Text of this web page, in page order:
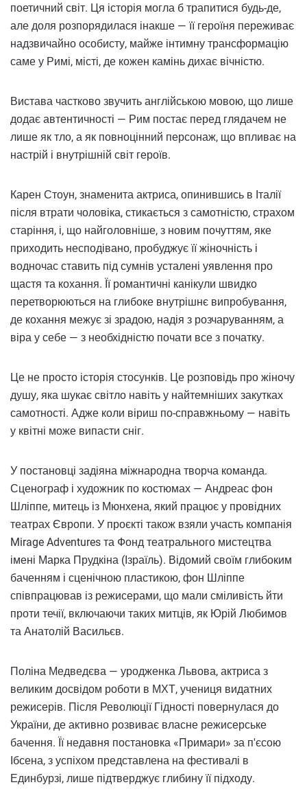
поетичний світ. Ця історія могла б трапитися будь-де,
але доля розпорядилася інакше — її героїня переживає
надзвичайно особисту, майже інтимну трансформацію
саме у Римі, місті, де кожен камінь дихає вічністю.
Вистава частково звучить англійською мовою, що лише
додає автентичності — Рим постає перед глядачем не
лише як тло, а як повноцінний персонаж, що впливає на
настрій і внутрішній світ героїв.
Карен Стоун, знаменита актриса, опинившись в Італії
після втрати чоловіка, стикається з самотністю, страхом
старіння, і, що найголовніше, з новим почуттям, яке
приходить несподівано, пробуджує її жіночність і
водночас ставить під сумнів усталені уявлення про
щастя та кохання. Її романтичні канікули швидко
перетворюються на глибоке внутрішнє випробування,
де кохання межує зі зрадою, надія з розчаруванням, а
віра у себе — з необхідністю почати все з початку.
Це не просто історія стосунків. Це розповідь про жіночу
душу, яка шукає світло навіть у найтемніших закутках
самотності. Адже коли віриш по-справжньому — навіть
у квітні може випасти сніг.
У постановці задіяна міжнародна творча команда.
Сценограф і художник по костюмах — Андреас фон
Шліппе, митець із Мюнхена, який працює у провідних
театрах Європи. У проєкті також взяли участь компанія
Mirage Adventures та Фонд театрального мистецтва
імені Марка Прудкіна (Ізраїль). Відомий своїм глибоким
баченням і сценічною пластикою, фон Шліппе
співпрацював із режисерами, що мали сміливість йти
проти течії, включаючи таких митців, як Юрій Любимов
та Анатолій Васильєв.
Поліна Медведєва — уродженка Львова, актриса з
великим досвідом роботи в МХТ, учениця видатних
режисерів. Після Революції Гідності повернулася до
України, де активно розвиває власне режисерське
бачення. Її недавня постановка «Примари» за п'єсою
Ібсена, з успіхом представлена на фестивалі в
Единбурзі, лише підтверджує глибину її підходу.